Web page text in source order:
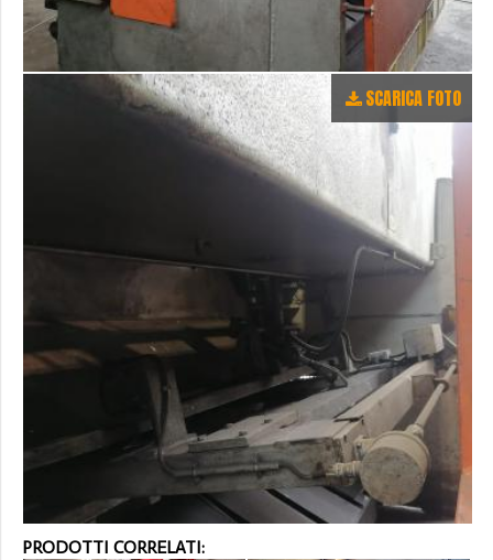
SCARICA FOTO
PRODOTTI CORRELATI: